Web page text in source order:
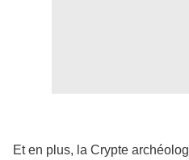
Et en plus, la Crypte